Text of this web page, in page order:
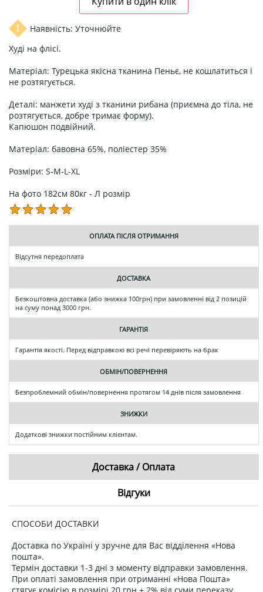
Наявність: Уточнюйте
Худі на флісі.
Матеріал: Турецька якісна тканина Пеньє, не кошлатиться і
не розтягується.
Деталі: манжети худі з тканини рибана (приємна до тіла, не
розтягується, добре тримає форму).
Капюшон подвійний.
Матеріал: бавовна 65%, поліестер 35%
Розміри: S-M-L-XL
На фото 182см 80кг - Л розмір
ОПЛАТА ПІСЛЯ ОТРИМАННЯ
Відсутня передоплата
ДОСТАВКА
Безкоштовна доставка (або знижка 100грн) при замовленні від 2 позицій
на суму понад 3000 грн.
ГАРАНТІЯ
Гарантія якості. Перед відправкою всі речі перевіряють на брак
ОБМІН/ПОВЕРНЕННЯ
Безпроблемний обмін/повернення протягом 14 днів після замовлення
ЗНИЖКИ
Додаткові знижки постійним клієнтам.
Доставка / Оплата
Відгуки
СПОСОБИ ДОСТАВКИ
Доставка по Україні у зручне для Вас відділення «Нова
пошта».
Термін доставки 1-3 дні з моменту відправки замовлення.
При оплаті замовлення при отриманні «Нова Пошта»
стягує комісію в розмірі 20 грн + 2% від суми переказу.